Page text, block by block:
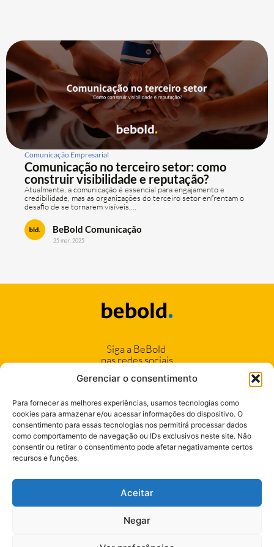
Gerenciar o consentimento
Para fornecer as melhores experiências, usamos tecnologias como
cookies para armazenar e/ou acessar informações do dispositivo. O
consentimento para essas tecnologias nos permitirá processar dados
como comportamento de navegação ou IDs exclusivos neste site. Não
consentir ou retirar o consentimento pode afetar negativamente certos
recursos e funções.
Aceitar
Negar
Comunicação Empresarial
Comunicação no terceiro setor: como
construir visibilidade e reputação?
Atualmente, a comunicação é essencial para engajamento e
credibilidade, mas as organizações do terceiro setor enfrentam o
desafio de se tornarem visíveis,...
BeBold Comunicação
25 mar, 2025
Siga a BeBold
nas redes sociais
(11) 94042-1222
(17) 99106-6424
Seja nosso Cliente